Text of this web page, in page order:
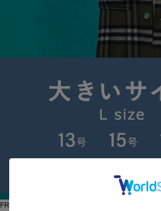
FRAPBOIS